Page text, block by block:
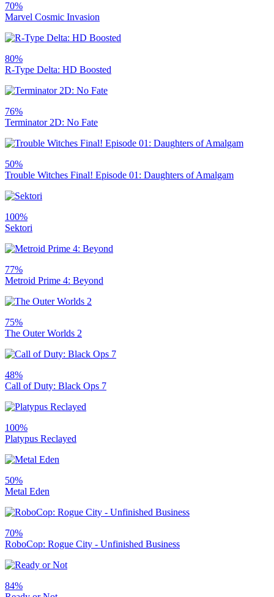
70%
Marvel Cosmic Invasion
80%
R-Type Delta: HD Boosted
76%
Terminator 2D: No Fate
50%
Trouble Witches Final! Episode 01: Daughters of Amalgam
100%
Sektori
77%
Metroid Prime 4: Beyond
75%
The Outer Worlds 2
48%
Call of Duty: Black Ops 7
100%
Platypus Reclayed
50%
Metal Eden
70%
RoboCop: Rogue City - Unfinished Business
84%